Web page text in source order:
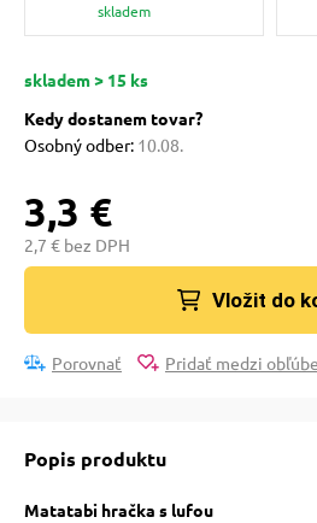
so psom
poukazy
skladem
skladem > 15 ks
Kedy dostanem tovar?
Osobný odber: 10.08.
3,3 €
2,7 € bez DPH
Vložit do
Porovnať Pridať medzi
Popis produktu
Matatabi hračka s lufou